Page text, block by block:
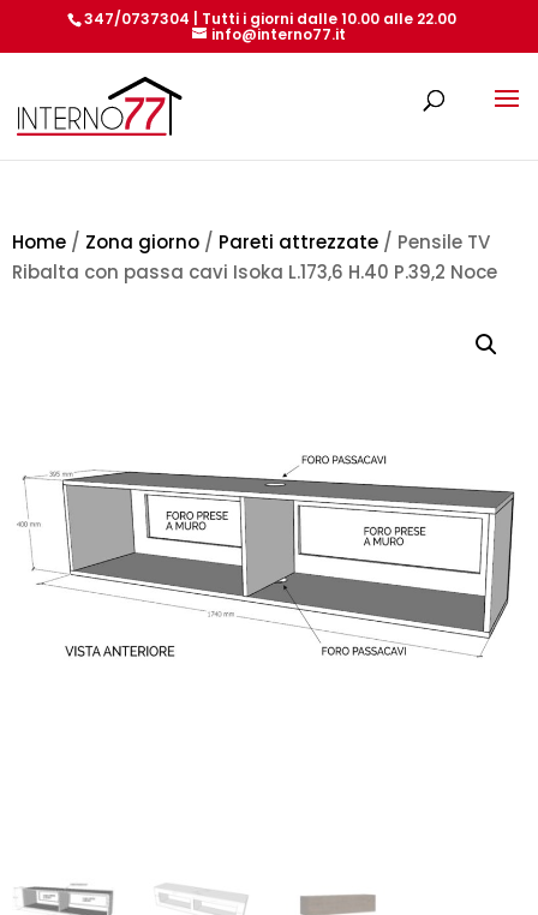
347/0737304 | Tutti i giorni dalle 10.00 alle 22.00
info@interno77.it
Home / Zona giorno / Pareti attrezzate / Pensile TV
Ribalta con passa cavi Isoka L.173,6 H.40 P.39,2 Noce